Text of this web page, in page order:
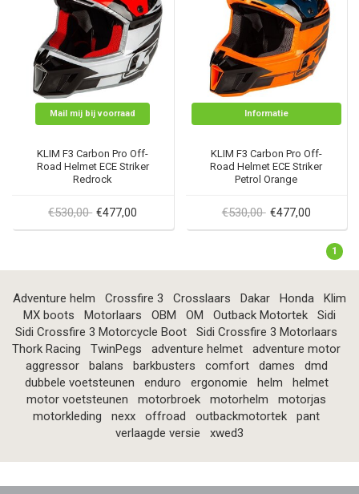
Mail mij bij voorraad
KLIM F3 Carbon Pro Off-
Road Helmet ECE Striker
Redrock
€530,00 €477,00
Informatie
KLIM F3 Carbon Pro Off-
Road Helmet ECE Striker
Petrol Orange
€530,00 €477,00
1
Adventure helm Crossfire 3 Crosslaars Dakar Honda
Klim
MX boots
Motorlaars OBM OM Outback Motortek
Sidi
Sidi Crossfire 3 Motorcycle Boot
Sidi Crossfire 3 Motorlaars
Thork Racing
TwinPegs adventure helmet
adventure motor
aggressor
balans barkbusters comfort dames
dmd
dubbele voetsteunen
enduro ergonomie helm
helmet
motor voetsteunen
motorbroek motorhelm
motorjas
motorkleding
nexx offroad outbackmotortek
pant
verlaagde versie
xwed3